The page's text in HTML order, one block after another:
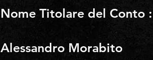
Nome Titolare del Conto :
Alessandro Morabito